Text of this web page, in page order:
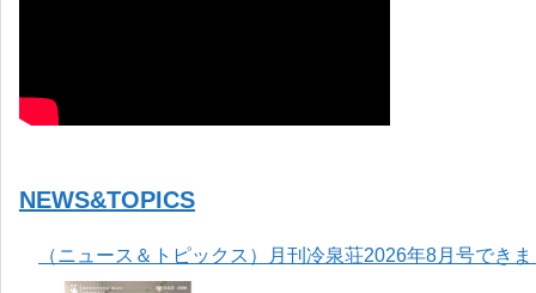
NEWS&TOPICS
（ニュース＆トピックス）月刊冷泉荘2026年8月号でき